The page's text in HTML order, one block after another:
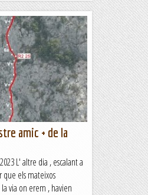
amic + de la
2023 L' altre dia , escalant a
que els mateixos
via on erem , havien